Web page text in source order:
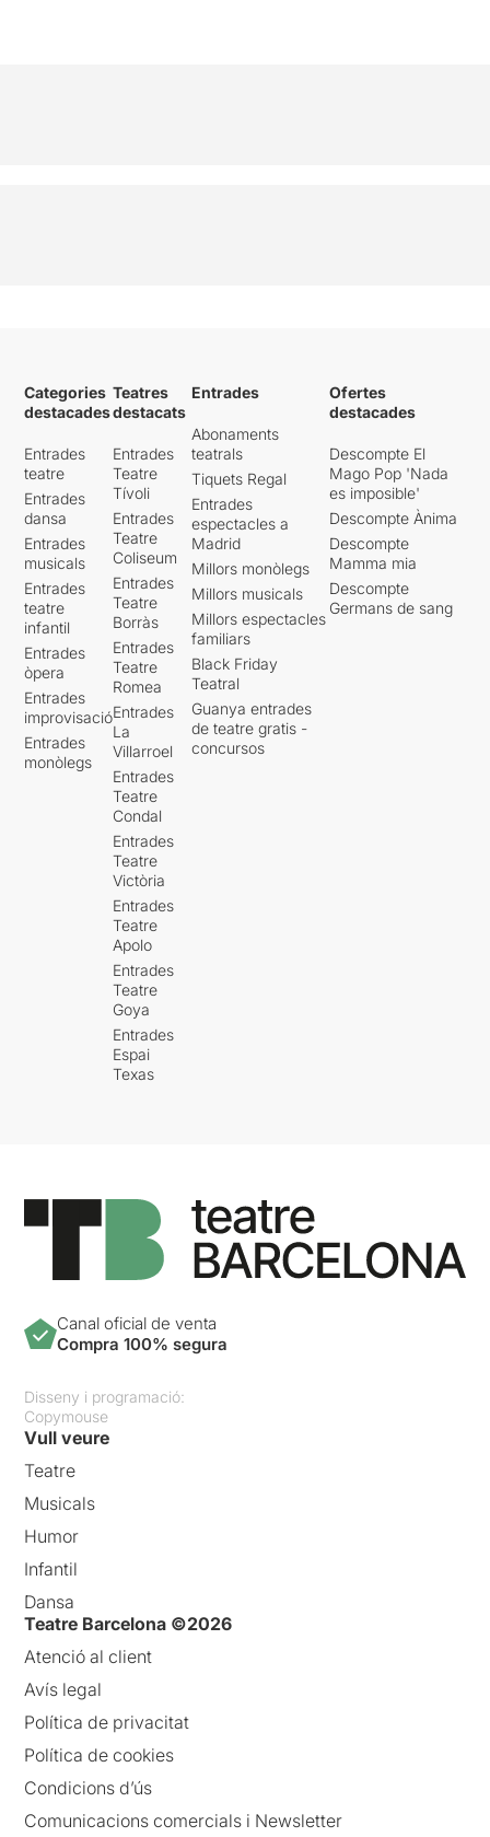
Categories
destacades
Entrades
teatre
Entrades
dansa
Entrades
musicals
Entrades
teatre
infantil
Entrades
òpera
Entrades
improvisació
Entrades
monòlegs
Teatres
destacats
Entrades
Teatre
Tívoli
Entrades
Teatre
Coliseum
Entrades
Teatre
Borràs
Entrades
Teatre
Romea
Entrades
La
Villarroel
Entrades
Teatre
Condal
Entrades
Teatre
Victòria
Entrades
Teatre
Apolo
Entrades
Teatre
Goya
Entrades
Espai
Texas
Entrades
Abonaments
teatrals
Tiquets Regal
Entrades
espectacles a
Madrid
Millors monòlegs
Millors musicals
Millors espectacles
familiars
Black Friday
Teatral
Guanya entrades
de teatre gratis -
concursos
Ofertes
destacades
Descompte El
Mago Pop 'Nada
es imposible'
Descompte Ànima
Descompte
Mamma mia
Descompte
Germans de sang
Canal oficial de venta
Compra 100% segura
Disseny i programació:
Copymouse
Vull veure
Teatre
Musicals
Humor
Infantil
Dansa
Teatre Barcelona ©2026
Atenció al client
Avís legal
Política de privacitat
Política de cookies
Condicions d’ús
Comunicacions comercials i Newsletter